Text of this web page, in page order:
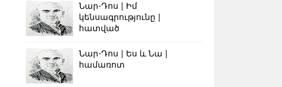
Նար-Դոս | Իմ
կենսագրությունը |
հատված
Նար-Դոս | Ես և Նա |
համառոտ